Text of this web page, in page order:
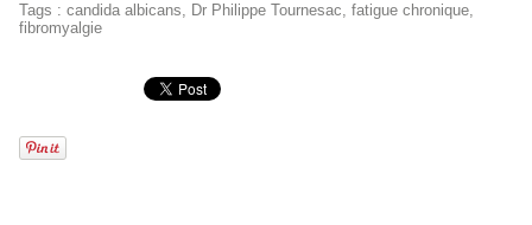
Tags : candida albicans, Dr Philippe Tournesac, fatigue chronique,
fibromyalgie